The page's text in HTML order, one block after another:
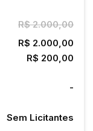
R$ 2.000,00
R$ 2.000,00
R$ 200,00
-
Sem Licitantes